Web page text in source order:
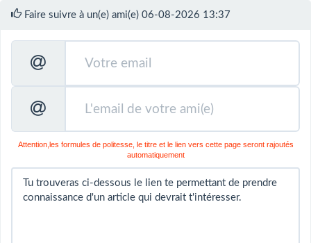
Faire suivre à un(e) ami(e) 06-08-2026 13:37
Attention,les formules de politesse, le titre et le lien vers cette page seront rajoutés
automatiquement